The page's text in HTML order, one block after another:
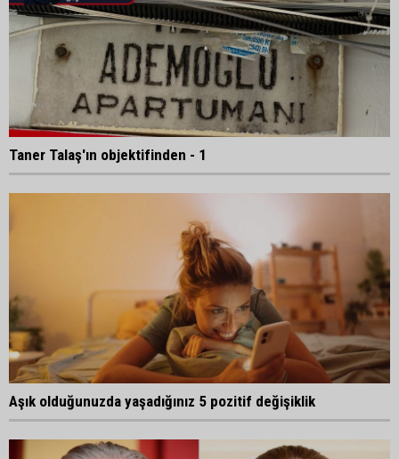
Taner Talaş'ın objektifinden - 1
Aşık olduğunuzda yaşadığınız 5 pozitif değişiklik